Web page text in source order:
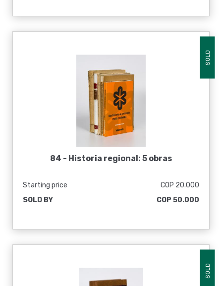
SOLD
84 - Historia regional: 5 obras
Starting price
COP 20.000
SOLD BY
COP 50.000
SOLD